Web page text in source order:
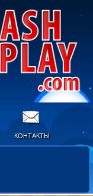
КОНТАКТЫ